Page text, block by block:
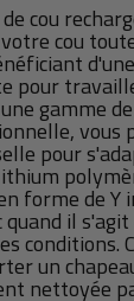
cou
cou
pour
gamme
pour
forme de
il
un
nettoyée